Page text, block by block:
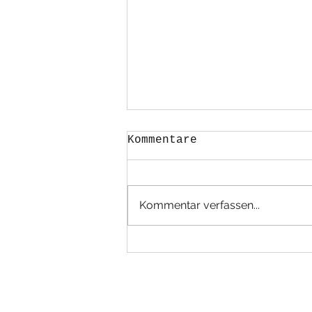
Kommentare
Kommentar verfassen...